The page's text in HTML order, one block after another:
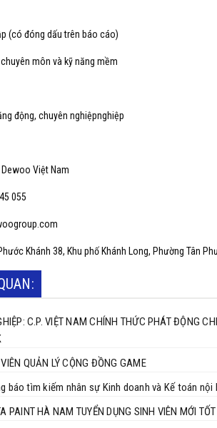
(có đóng dấu trên báo cáo)
môn và kỹ năng mềm
động, chuyên nghiệpnghiệp
Việt Nam
055
Khánh 38, Khu phố Khánh Long, Phường Tân
C.P. VIỆT NAM CHÍNH THỨC PHÁT ĐỘNG
QUẢN LÝ CỘNG ĐỒNG GAME
báo tìm kiếm nhân sự Kinh doanh và Kế toán nội
PAINT HÀ NAM TUYỂN DỤNG SINH VIÊN MỚI